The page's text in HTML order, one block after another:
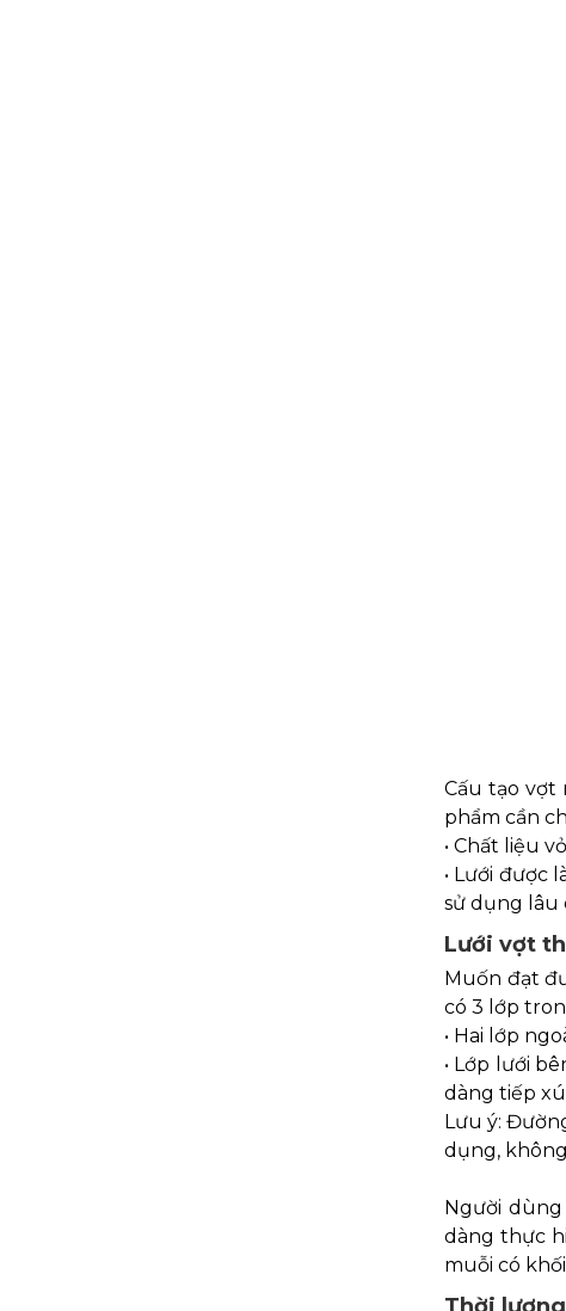
Cấu tạo vợt
phẩm cần
• Chất liệu
• Lưới được
sử dụng lâu
Lưới vợt
Muốn đạt
có 3 lớp
• Hai lớp
• Lớp lưới
dàng tiếp
Lưu ý:
dụng,
Người
dàng thực
muỗi có